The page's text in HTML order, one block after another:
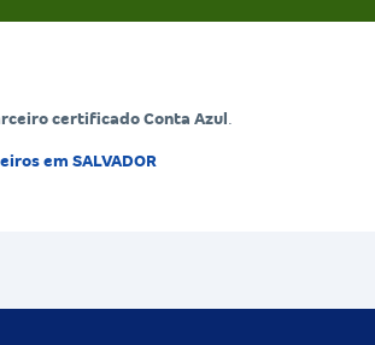
certificado Conta Azul
em SALVADOR